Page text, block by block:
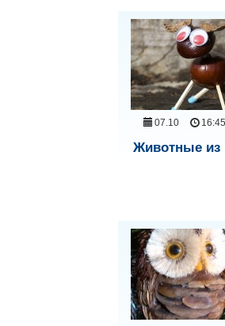
07.10 16:45
Животные из